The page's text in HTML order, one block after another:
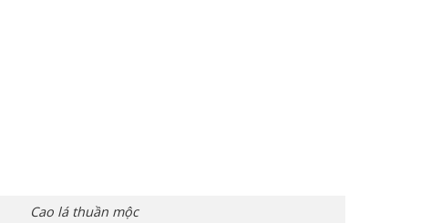
Cao lá thuần mộc